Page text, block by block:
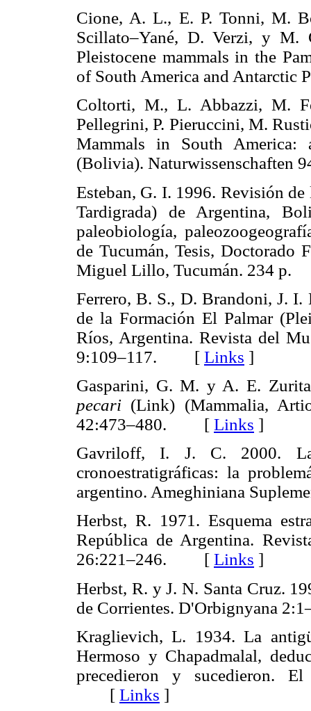
Cione, A. L., E. P. Tonni, M.
Scillato–Yané, D. Verzi, y M.
Pleistocene mammals in the
of South America and
Coltorti, M., L. Abbazzi, M.
Pellegrini, P. Pieruccini, M.
Mammals in South
(Bolivia).
Esteban, G. I. 1996. Revisión
Tardigrada) de Argentina,
paleobiología,
de Tucumán, Tesis, Doctorado
Miguel Lillo, Tucumán. 234
Ferrero, B. S., D. Brandoni, J.
de la Formación El Palmar
Ríos, Argentina. Revista del
9:109–117. [ Links ]
Gasparini, G. M. y A. E.
pecari (Link) (Mammalia,
42:473–480. [ Links ]
Gavriloff, I. J. C. 2000.
cronoestratigráficas: la
argentino. Ameghiniana
Herbst, R. 1971. Esquema
República de Argentina.
26:221–246. [ Links ]
Herbst, R. y J. N. Santa Cruz.
de Corrientes.
Kraglievich, L. 1934. La
Hermoso y Chapadmalal,
precedieron y sucedieron.
[ Links ]